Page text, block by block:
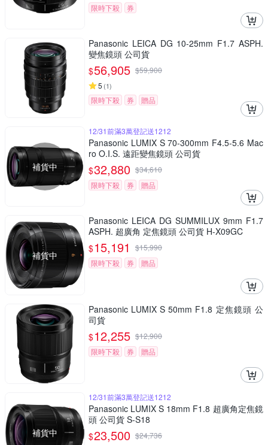
限時下殺 券
Panasonic LEICA DG 10-25mm F1.7 ASPH.
變焦鏡頭 公司貨
$56,905 $59,900
5 (1)
限時下殺 券 贈品
補貨中
12/31前滿3萬登記送1212
Panasonic LUMIX S 70-300mm F4.5-5.6 Mac
ro O.I.S. 遠距變焦鏡頭 公司貨
$32,880 $34,610
限時下殺
券 贈品
補貨中
Panasonic LEICA DG SUMMILUX 9mm F1.7
ASPH. 超廣角 定焦鏡頭 公司貨 H-X09GC
$15,191 $15,990
限時下殺
券 贈品
Panasonic LUMIX S 50mm F1.8 定焦鏡頭 公
司貨
$12,255 $12,900
限時下殺
券 贈品
補貨中
12/31前滿3萬登記送1212
Panasonic LUMIX S 18mm F1.8 超廣角定焦鏡
頭 公司貨 S-S18
$23,500 $24,736